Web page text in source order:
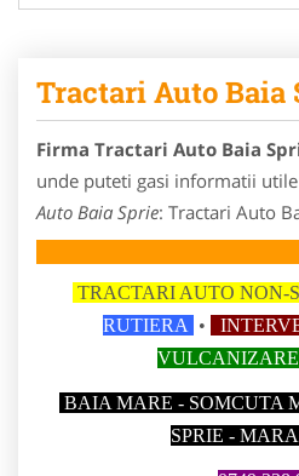
Tractari Auto Baia
Firma Tractari Auto Baia
unde puteti gasi informatii
Auto Baia Sprie: Tractari Auto
TRACTARI AUTO NON-
RUTIERA
•
BAIA MARE - SOMCUTA
SPRIE -